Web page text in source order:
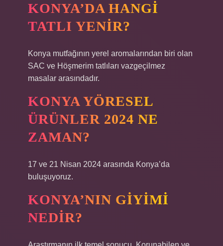
KONYA’DA HANGI
TATLI YENIR?
Konya mutfağının yerel aromalarından biri olan
SAC ve Höşmerim tatlıları vazgeçilmez
masalar arasındadır.
KONYA YÖRESEL
ÜRÜNLER 2024 NE
ZAMAN?
17 ve 21 Nisan 2024 arasında Konya’da
buluşuyoruz.
KONYA’NIN GIYIMI
NEDIR?